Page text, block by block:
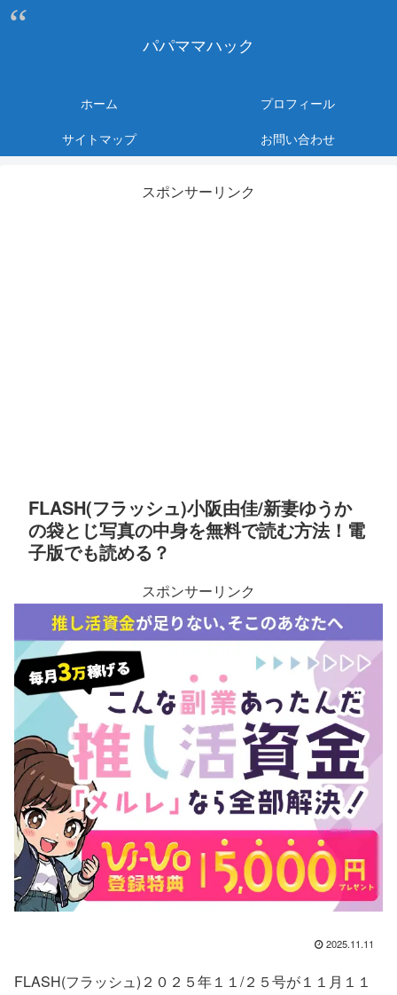
パパママハック
ホーム
プロフィール
サイトマップ
お問い合わせ
スポンサーリンク
FLASH(フラッシュ)小阪由佳/新妻ゆうか
の袋とじ写真の中身を無料で読む方法！電
子版でも読める？
スポンサーリンク
2025.11.11
FLASH(フラッシュ)２０２５年１１/２５号が１１月１１